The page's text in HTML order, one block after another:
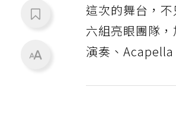
這次的舞台，
六組亮眼團隊
演奏、